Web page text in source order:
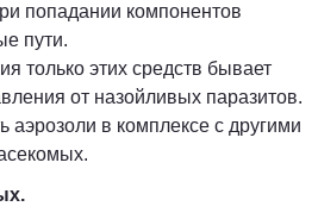
попадании компонентов
пути.
только этих средств бывает
от назойливых паразитов.
аэрозоли в комплексе с другими